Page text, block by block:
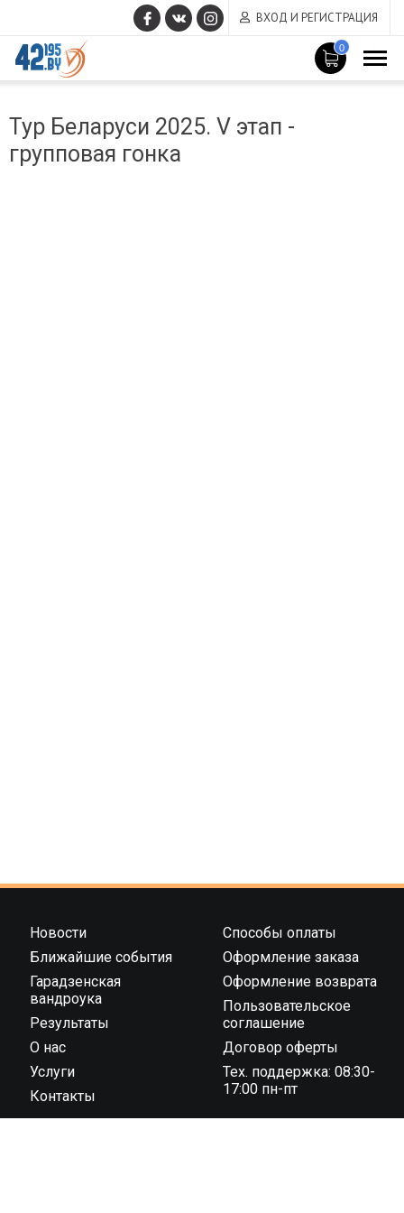
ВХОД И РЕГИСТРАЦИЯ
0
MAIN
CONTENT
14,
2017
Тур Беларуси 2025. V этап -
групповая гонка
Новости
Ближайшие события
Гарадзенская
вандроука
Результаты
О нас
Услуги
Контакты
Способы оплаты
Оформление заказа
Оформление возврата
Пользовательское
соглашение
Договор оферты
Тех. поддержка: 08:30-
17:00 пн-пт